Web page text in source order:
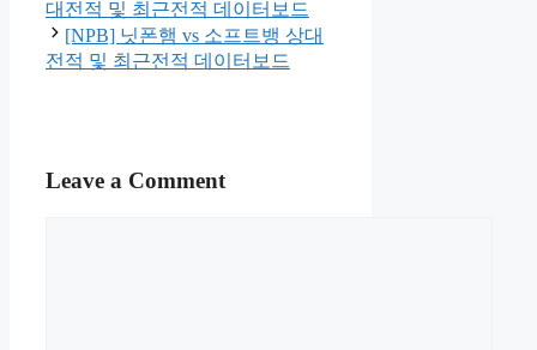
대전적 및 최근전적 데이터보드
[NPB] 닛폰햄 vs 소프트뱅 상대
전적 및 최근전적 데이터보드
Leave a Comment